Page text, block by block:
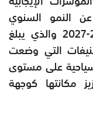
عن النمو السنوي
المتوقع على المدى المتوسط 2023-2027 والذي يبلغ
التي وضعت
على مستوى
مكانتها كوجهة